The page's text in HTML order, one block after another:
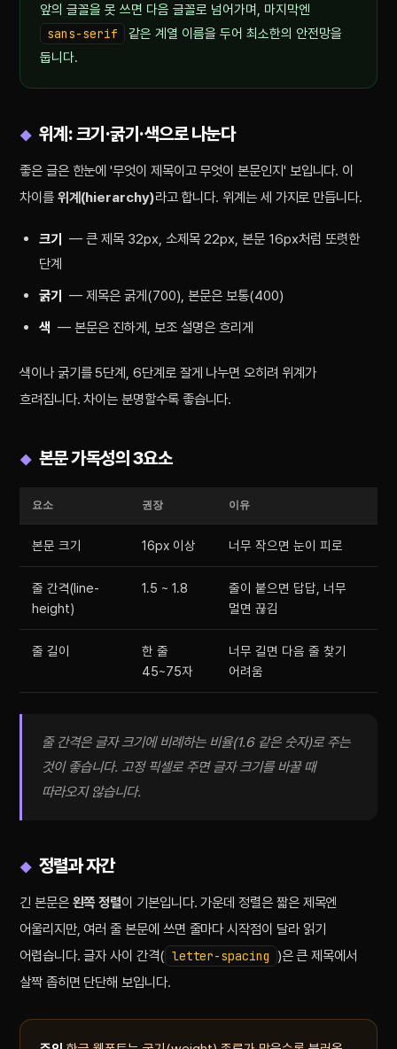
앞의 글꼴을 못 쓰면 다음 글꼴로 넘어가며, 마지막엔
sans-serif
같은 계열 이름을 두어 최소한의 안전망을
둡니다.
위계: 크기·굵기·색으로 나눈다
좋은 글은 한눈에 '무엇이 제목이고 무엇이 본문인지' 보입니다. 이
차이를 위계(hierarchy)라고 합니다. 위계는 세 가지로 만듭니다.
크기 — 큰 제목 32px, 소제목 22px, 본문 16px처럼 또렷한
단계
굵기 — 제목은 굵게(700), 본문은 보통(400)
색 — 본문은 진하게, 보조 설명은 흐리게
색이나 굵기를 5단계, 6단계로 잘게 나누면 오히려 위계가
흐려집니다. 차이는 분명할수록 좋습니다.
본문 가독성의 3요소
요소 권장 이유
본문 크기 16px 이상 너무 작으면 눈이 피로
줄 간격(line-
height)
1.5 ~ 1.8
줄이 붙으면 답답, 너무
멀면 끊김
줄 길이
한 줄
45~75자
너무 길면 다음 줄 찾기
어려움
줄 간격은 글자 크기에 비례하는 비율(1.6 같은 숫자)로 주는
것이 좋습니다. 고정 픽셀로 주면 글자 크기를 바꿀 때
따라오지 않습니다.
정렬과 자간
긴 본문은 왼쪽 정렬이 기본입니다. 가운데 정렬은 짧은 제목엔
어울리지만, 여러 줄 본문에 쓰면 줄마다 시작점이 달라 읽기
어렵습니다. 글자 사이 간격( letter-spacing
)은 큰 제목에서
살짝 좁히면 단단해 보입니다.